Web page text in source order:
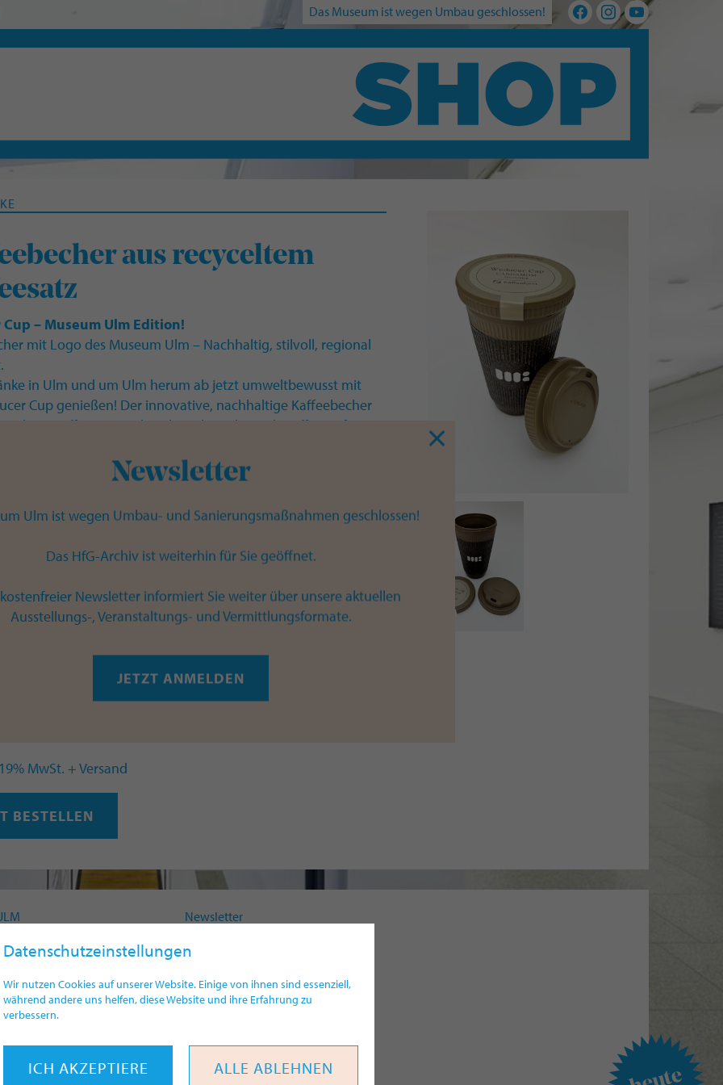
Datenschutzeinstellungen
Wir nutzen Cookies auf unserer Website. Einige von ihnen sind essenziell,
während andere uns helfen, diese Website und ihre Erfahrung zu
verbessern.
ICH AKZEPTIERE ALLE ABLEHNEN
Das Museum ist wegen Umbau geschlossen!
aus recyceltem
– Museum Ulm Edition!
mit Logo des Museum Ulm – Nachhaltig, stilvoll, regional
in Ulm und um Ulm herum ab jetzt umweltbewusst mit
Cup genießen! Der innovative, nachhaltige Kaffeebecher
Kaffeesatz und nachwachsenden Rohstoffen gefertigt.
Begleiter für Alltag, Büro oder unterwegs.
350 ml
90 mm x Höhe 150 mm
mit Trinköffnung (verschließbarer Deckel separat erhältlich)
Recycelter Kaffeesatz & nachwachsende Rohstoffe
mit pflanzenbasierten Polymeren
– hält Getränke lange warm
& Melaminharzen
MwSt. + Versand
BESTELLEN
| 89073 Ulm
161-4330
Newsletter
Impressum
Datenschutz
Widerrufsrecht
Newsletter
Ulm ist wegen Umbau- und Sanierungsmaßnahmen geschlossen!
Das HfG-Archiv ist weiterhin für Sie geöffnet.
Newsletter informiert Sie weiter über unsere aktuellen
Ausstellungs-, Veranstaltungs- und Vermittlungsformate.
JETZT ANMELDEN